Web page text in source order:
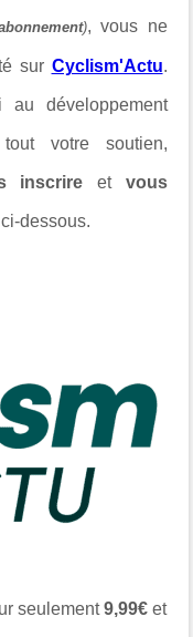
), vous ne
sur Cyclism'Actu.
développement
votre soutien,
inscrire etvous
ci-dessous.
seulement9,99€ et